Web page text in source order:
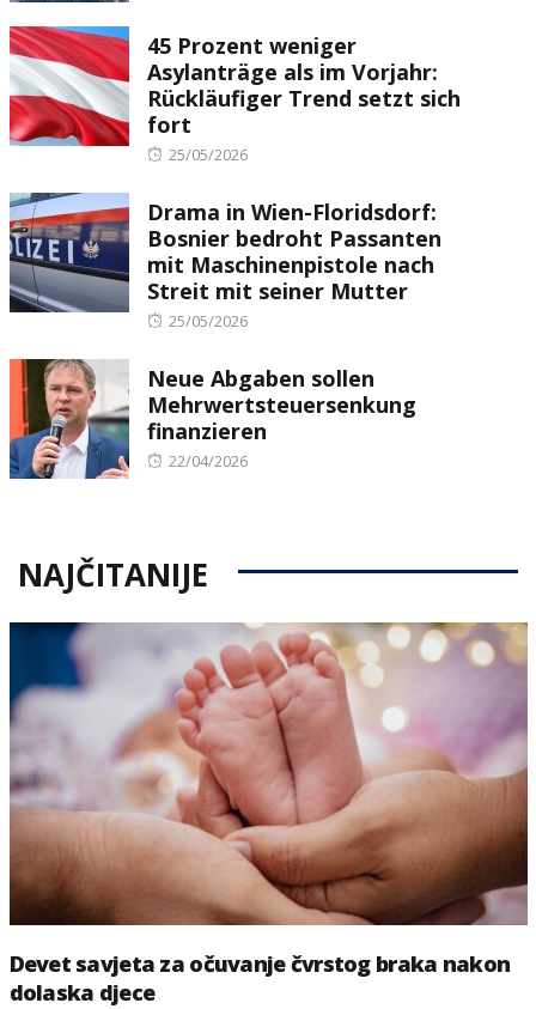
45 Prozent weniger
Asylanträge als im Vorjahr:
Rückläufiger Trend setzt sich
fort
Posted
25/05/2026
Drama in Wien-Floridsdorf:
Bosnier bedroht Passanten
mit Maschinenpistole nach
Streit mit seiner Mutter
Posted
25/05/2026
Neue Abgaben sollen
Mehrwertsteuersenkung
finanzieren
Posted
22/04/2026
NAJČITANIJE
Devet savjeta za očuvanje čvrstog braka nakon
dolaska djece